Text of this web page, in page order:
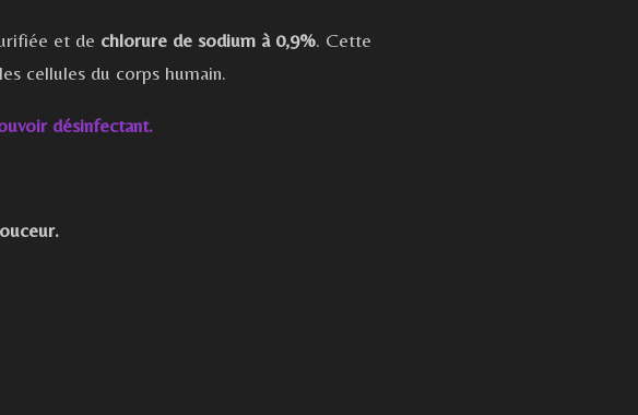
et de chlorure de sodium à 0,9%. Cette
cellules du corps humain.
désinfectant.